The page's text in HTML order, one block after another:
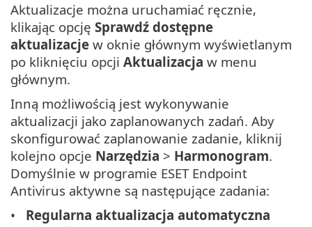
Aktualizacje można uruchamiać ręcznie,
klikając opcję Sprawdź dostępne
aktualizacje w oknie głównym wyświetlanym
po kliknięciu opcji Aktualizacja w menu
głównym.
Inną możliwością jest wykonywanie
aktualizacji jako zaplanowanych zadań. Aby
skonfigurować zaplanowanie zadanie, kliknij
kolejno opcje Narzędzia > Harmonogram.
Domyślnie w programie ESET Endpoint
Antivirus aktywne są następujące zadania:
Regularna aktualizacja automatyczna